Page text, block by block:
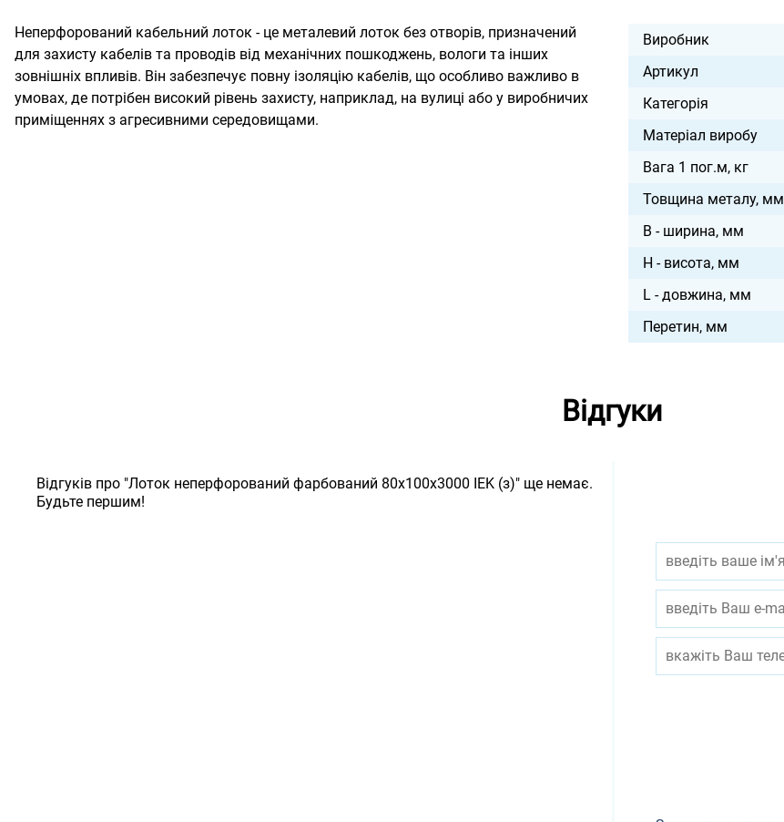
Неперфорований кабельний лоток - це металевий лоток без отворів, призначений
для захисту кабелів та проводів від механічних пошкоджень, вологи та інших
зовнішніх впливів. Він забезпечує повну ізоляцію кабелів, що особливо важливо в
умовах, де потрібен високий рівень захисту, наприклад, на вулиці або у виробничих
приміщеннях з агресивними середовищами.
Виробник
Артикул
Категорія
Матеріал виробу
Вага 1 пог.м, кг
Товщина металу, мм
B - ширина, мм
H - висота, мм
L - довжина, мм
Перетин, мм
Відгуки
Відгуків про "Лоток неперфорований фарбований 80х100х3000 IEK (з)" ще немає.
Будьте першим!